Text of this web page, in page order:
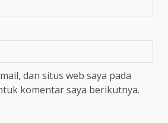
dan situs web saya pada
komentar saya berikutnya.